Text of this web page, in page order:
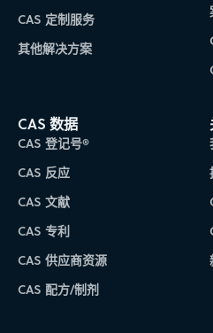
CAS 定制服务
其他解决方案
CAS 数据
CAS 登记号®
CAS 反应
CAS 文献
CAS 专利
CAS 供应商资源
CAS 配方/制剂